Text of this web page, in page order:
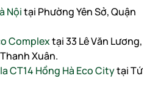
Nộitại Phường Yên Sở, Quận
Complextại 33 Lê Văn Lương,
Xuân.
CT14 Hồng Hà Eco Citytại Tứ